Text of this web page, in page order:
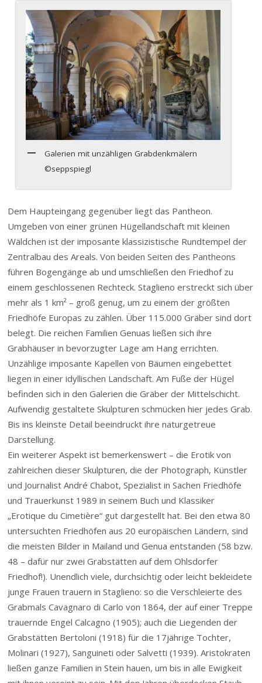
Galerien mit unzähligen Grabdenkmälern
©seppspiegl
Dem Haupteingang gegenüber liegt das Pantheon.
Umgeben von einer grünen Hügellandschaft mit kleinen
Wäldchen ist der imposante klassizistische Rundtempel der
Zentralbau des Areals. Von beiden Seiten des Pantheons
führen Bogengänge ab und umschließen den Friedhof zu
einem geschlossenen Rechteck. Staglieno erstreckt sich über
mehr als 1 km² – groß genug, um zu einem der größten
Friedhöfe Europas zu zählen. Über 115.000 Gräber sind dort
belegt. Die reichen Familien Genuas ließen sich ihre
Grabhäuser in bevorzugter Lage am Hang errichten.
Unzählige imposante Kapellen von Bäumen eingebettet
liegen in einer idyllischen Landschaft. Am Fuße der Hügel
befinden sich in den Galerien die Gräber der Mittelschicht.
Aufwendig gestaltete Skulpturen schmücken hier jedes Grab.
Bis ins kleinste Detail beeindruckt ihre naturgetreue
Darstellung.
Ein weiterer Aspekt ist bemerkenswert – die Erotik von
zahlreichen dieser Skulpturen, die der Photograph, Künstler
und Journalist André Chabot, Spezialist in Sachen Friedhöfe
und Trauerkunst 1989 in seinem Buch und Klassiker
„Erotique du Cimetière“ gut dargestellt hat. Bei den etwa 80
untersuchten Friedhöfen aus 20 europäischen Ländern, sind
die meisten Bilder in Mailand und Genua entstanden (58 bzw.
48 – dafür nur zwei Grabstätten auf dem Ohlsdorfer
Friedhof!). Unendlich viele, durchsichtig oder leicht bekleidete
junge Frauen trauern in Staglieno: so die Verschleierte des
Grabmals Cavagnaro di Carlo von 1864, der auf einer Treppe
trauernde Engel Calcagno (1905); auch die Liegenden der
Grabstätten Bertoloni (1918) für die 17jährige Tochter,
Molinari (1927), Sanguineti oder Salvetti (1939). Aristokraten
ließen ganze Familien in Stein hauen, um bis in alle Ewigkeit